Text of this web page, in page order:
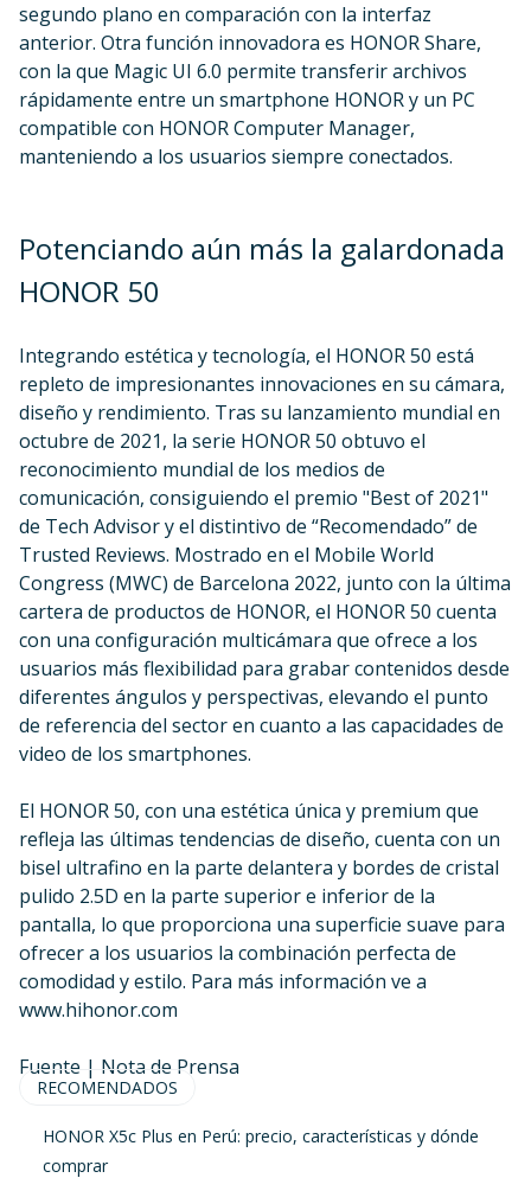
segundo plano en comparación con la interfaz
anterior. Otra función innovadora es HONOR Share,
con la que Magic UI 6.0 permite transferir archivos
rápidamente entre un smartphone HONOR y un PC
compatible con HONOR Computer Manager,
manteniendo a los usuarios siempre conectados.
Potenciando aún más la galardonada
HONOR 50
Integrando estética y tecnología, el HONOR 50 está
repleto de impresionantes innovaciones en su cámara,
diseño y rendimiento. Tras su lanzamiento mundial en
octubre de 2021, la serie HONOR 50 obtuvo el
reconocimiento mundial de los medios de
comunicación, consiguiendo el premio "Best of 2021"
de Tech Advisor y el distintivo de “Recomendado” de
Trusted Reviews. Mostrado en el Mobile World
Congress (MWC) de Barcelona 2022, junto con la última
cartera de productos de HONOR, el HONOR 50 cuenta
con una configuración multicámara que ofrece a los
usuarios más flexibilidad para grabar contenidos desde
diferentes ángulos y perspectivas, elevando el punto
de referencia del sector en cuanto a las capacidades de
video de los smartphones.
El HONOR 50, con una estética única y premium que
refleja las últimas tendencias de diseño, cuenta con un
bisel ultrafino en la parte delantera y bordes de cristal
pulido 2.5D en la parte superior e inferior de la
pantalla, lo que proporciona una superficie suave para
ofrecer a los usuarios la combinación perfecta de
comodidad y estilo. Para más información ve a
www.hihonor.com
Fuente | Nota de Prensa
RECOMENDADOS
HONOR X5c Plus en Perú: precio, características y dónde
comprar